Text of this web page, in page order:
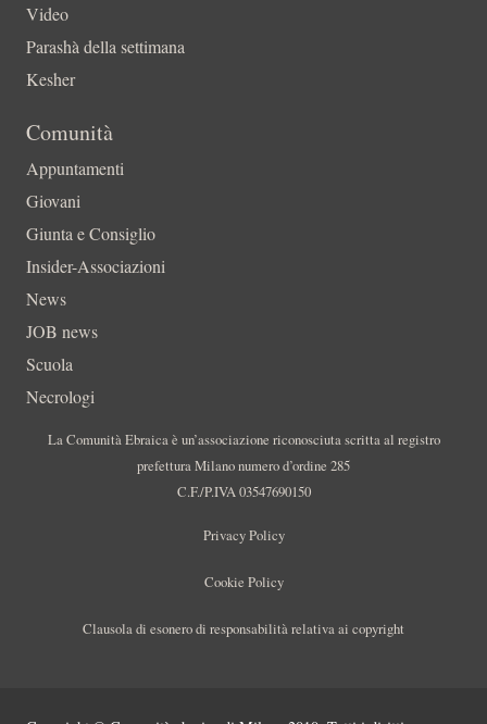
Video
Parashà della settimana
Kesher
Comunità
Appuntamenti
Giovani
Giunta e Consiglio
Insider-Associazioni
News
JOB news
Scuola
Necrologi
La Comunità Ebraica è un’associazione riconosciuta scritta al registro
prefettura Milano numero d’ordine 285
C.F./P.IVA 03547690150
Privacy Policy
Cookie Policy
Clausola di esonero di responsabilità relativa ai copyright